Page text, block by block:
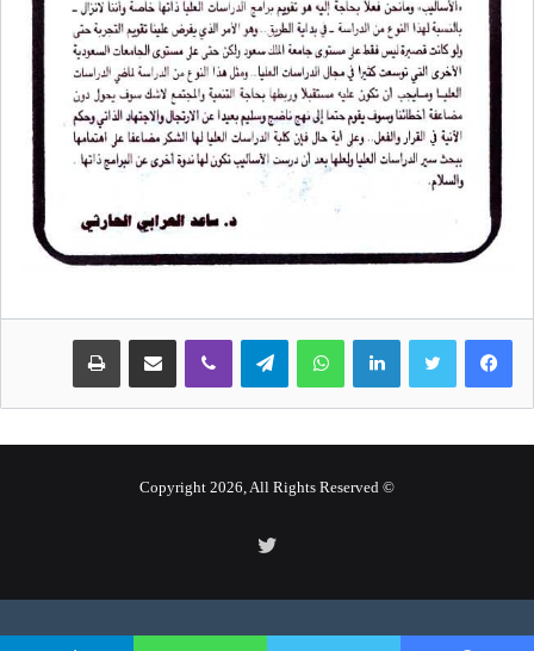
لينكدإن واتساب تيلقرام
© Copyright 2026, All Rights Reserved